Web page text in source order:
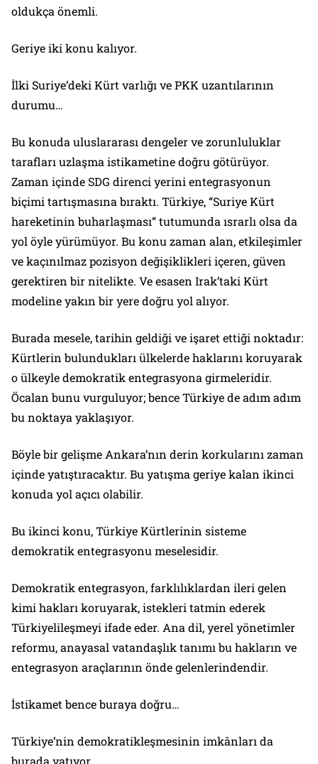
oldukça önemli.
Geriye iki konu kalıyor.
İlki Suriye’deki Kürt varlığı ve PKK uzantılarının
durumu…
Bu konuda uluslararası dengeler ve zorunluluklar
tarafları uzlaşma istikametine doğru götürüyor.
Zaman içinde SDG direnci yerini entegrasyonun
biçimi tartışmasına bıraktı. Türkiye, “Suriye Kürt
hareketinin buharlaşması” tutumunda ısrarlı olsa da
yol öyle yürümüyor. Bu konu zaman alan, etkileşimler
ve kaçınılmaz pozisyon değişiklikleri içeren, güven
gerektiren bir nitelikte. Ve esasen Irak’taki Kürt
modeline yakın bir yere doğru yol alıyor.
Burada mesele, tarihin geldiği ve işaret ettiği noktadır:
Kürtlerin bulundukları ülkelerde haklarını koruyarak
o ülkeyle demokratik entegrasyona girmeleridir.
Öcalan bunu vurguluyor; bence Türkiye de adım adım
bu noktaya yaklaşıyor.
Böyle bir gelişme Ankara’nın derin korkularını zaman
içinde yatıştıracaktır. Bu yatışma geriye kalan ikinci
konuda yol açıcı olabilir.
Bu ikinci konu, Türkiye Kürtlerinin sisteme
demokratik entegrasyonu meselesidir.
Demokratik entegrasyon, farklılıklardan ileri gelen
kimi hakları koruyarak, istekleri tatmin ederek
Türkiyelileşmeyi ifade eder. Ana dil, yerel yönetimler
reformu, anayasal vatandaşlık tanımı bu hakların ve
entegrasyon araçlarının önde gelenlerindendir.
İstikamet bence buraya doğru…
Türkiye’nin demokratikleşmesinin imkânları da
burada yatıyor.